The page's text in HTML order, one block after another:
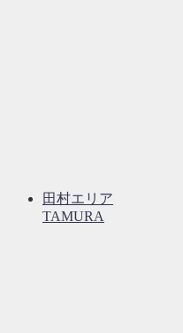
田村エリア
TAMURA